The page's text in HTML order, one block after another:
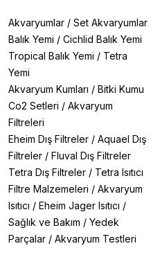
Akvaryumlar / Set Akvaryumlar
Balık Yemi / Cichlid Balık Yemi
Tropical Balık Yemi / Tetra
Yemi
Akvaryum Kumları / Bitki Kumu
Co2 Setleri / Akvaryum
Filtreleri
Eheim Dış Filtreler / Aquael Dış
Filtreler / Fluval Dış Filtreler
Tetra Dış Filtreler / Tetra Isıtıcı
Filtre Malzemeleri / Akvaryum
Isıtıcı / Eheim Jager Isıtıcı /
Sağlık ve Bakım / Yedek
Parçalar / Akvaryum Testleri